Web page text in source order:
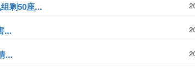
剩50座...
...
...